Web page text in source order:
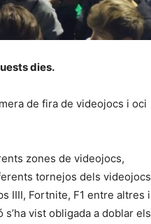
dies.
de fira de videojocs i oci
zones de videojocs,
tornejos dels videojocs
IIII, Fortnite, F1 entre altres i
vist obligada a doblar els